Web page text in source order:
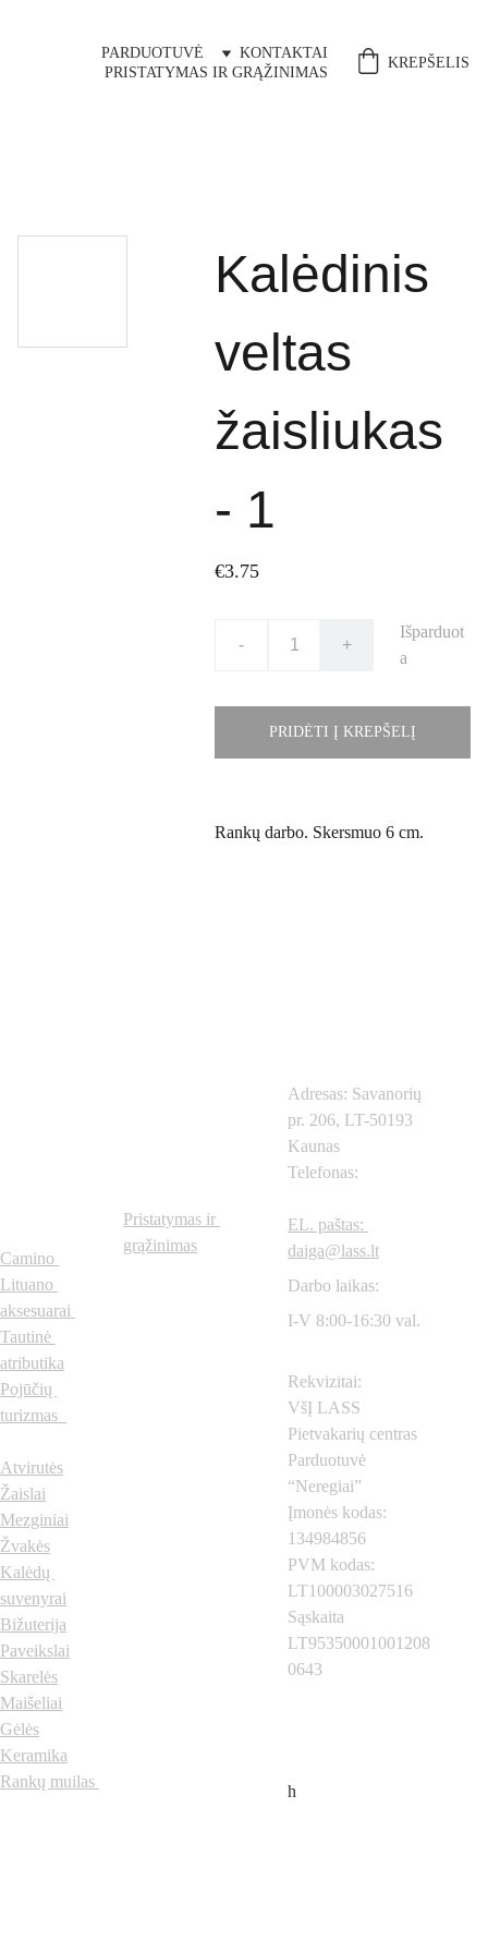
PARDUOTUVĖ
KONTAKTAI
PRISTATYMAS IR GRĄŽINIMAS
KREPŠELIS
Kalėdinis
veltas
žaisliukas
- 1
€3.75
- +
Išparduot
a
PRIDĖTI Į KREPŠELĮ
Rankų darbo. Skersmuo 6 cm.
Adresas: Savanorių
pr. 206, LT-50193
Kaunas
Telefonas:
EL. paštas:
daiga@lass.lt
Darbo laikas:
I-V 8:00-16:30 val.
Rekvizitai:
VšĮ LASS
Pietvakarių centras
Parduotuvė
“Neregiai”
Įmonės kodas:
134984856
PVM kodas:
LT100003027516
Sąskaita
LT95350001001208
0643
h
Camino
Lituano
aksesuarai
Tautinė
atributika
Pojūčių
turizmas
Atvirutės
Žaislai
Mezginiai
Žvakės
Kalėdų
suvenyrai
Bižuterija
Paveikslai
Skarelės
Maišeliai
Gėlės
Keramika
Rankų muilas
Pristatymas ir
grąžinimas